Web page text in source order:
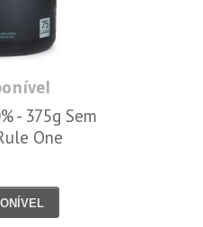
- 375g Sem
One